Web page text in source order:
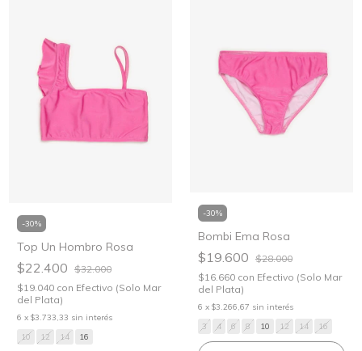
-30%
Top Un Hombro Rosa
$22.400 $32.000
$19.040 con Efectivo (Solo Mar
del Plata)
6 x $3.733,33 sin interés
10
12 14 16
-30%
Bombi Ema Rosa
$19.600 $28.000
$16.660 con Efectivo (Solo Mar
del Plata)
6 x $3.266,67 sin interés
3
4 6 8 10 12 14 16